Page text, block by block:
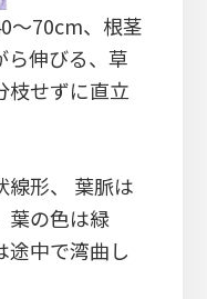
～70cm、根茎
ら伸びる、草
枝せずに直立
線形、 葉脈は
葉の色は緑
途中で湾曲し